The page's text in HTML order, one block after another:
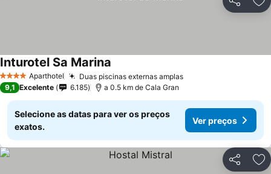
Partilhar
4 EstrelasAparthotel Duas piscinas externas amplasVer preços
Inturotel Sa Marina
9,1 Excelente 6.185 a 0.5 km de Cala Gran
Selecione as datas para ver os preços
exatos.
Ver preços
Partilhar